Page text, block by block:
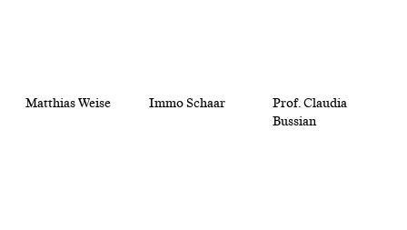
Matthias Weise Immo Schaar
Prof. Claudia
Bussian